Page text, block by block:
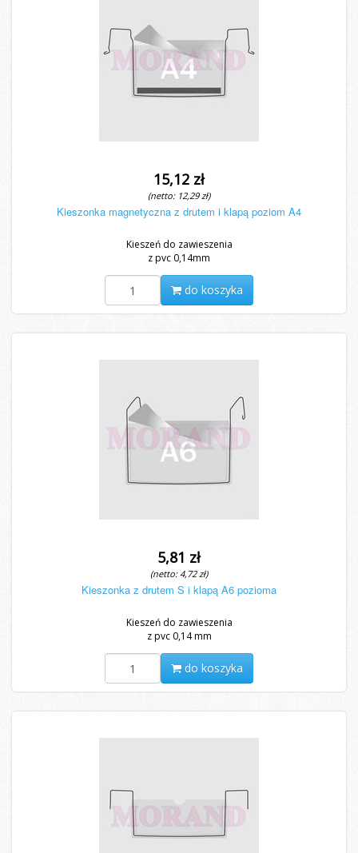
15,12 zł
(netto: 12,29 zł)
Kieszonka magnetyczna z drutem i klapą poziom A4
Kieszeń do zawieszenia
z pvc 0,14mm
do koszyka
5,81 zł
(netto: 4,72 zł)
Kieszonka z drutem S i klapą A6 pozioma
Kieszeń do zawieszenia
z pvc 0,14 mm
do koszyka